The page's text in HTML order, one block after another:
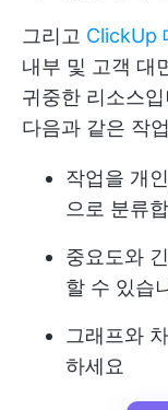
그리고 ClickUp
내부 및 고객 대
귀중한 리소스
다음과 같은 작
작업을 개
으로 분류
중요도와
할 수 있습
그래프와
하세요